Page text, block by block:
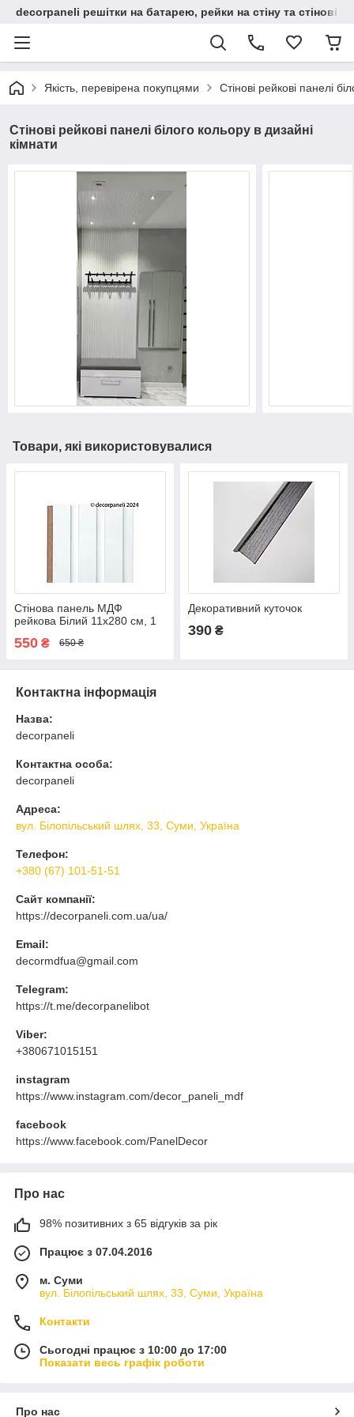
decorpaneli решітки на батарею, рейки на стіну та стінові
Якість, перевірена покупцями Стінові рейкові панелі
Стінові рейкові панелі білого кольору в дизайні
кімнати
Товари, які використовувалися
Стінова панель МДФ
рейкова Білий 11х280 см, 1
550 ₴ 650 ₴
Декоративний куточок
390 ₴
Контактна інформація
Назва:
decorpaneli
Контактна особа:
decorpaneli
Адреса:
вул. Білопільський шлях, 33, Суми, Україна
Телефон:
+380 (67) 101-51-51
Сайт компанії:
https://decorpaneli.com.ua/ua/
Email:
decormdfua@gmail.com
Telegram:
https://t.me/decorpanelibot
Viber:
+380671015151
instagram
https://www.instagram.com/decor_paneli_mdf
facebook
https://www.facebook.com/PanelDecor
Про нас
98% позитивних з 65 відгуків за рік
Працює з 07.04.2016
м. Суми
вул. Білопільський шлях, 33, Суми, Україна
Контакти
Сьогодні працює з 10:00 до 17:00
Показати весь графік роботи
Про нас